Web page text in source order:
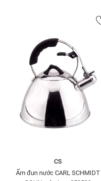
CS
Ấm đun nước CARL SCHMIDT